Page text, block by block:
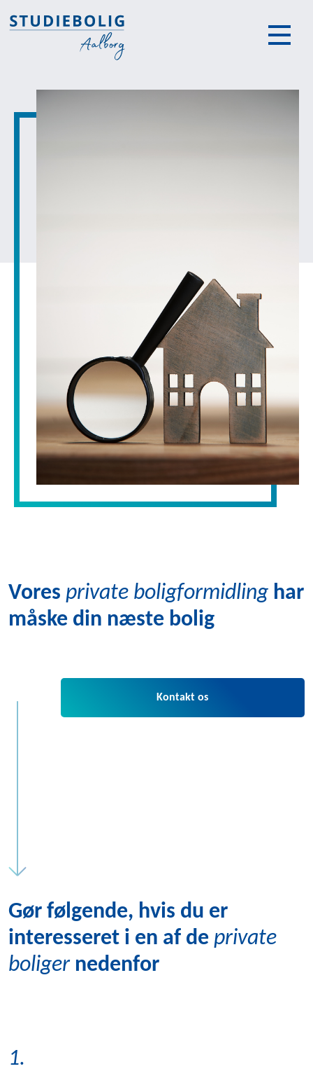
Vores private boligformidling har
måske din næste bolig
Kontakt os
Gør følgende, hvis du er
interesseret i en af de private
boligernedenfor
1.